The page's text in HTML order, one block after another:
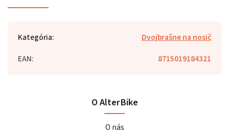
Kategória:
Dvojbrašne na nosič
EAN: 8715019184321
O AlterBike
O nás